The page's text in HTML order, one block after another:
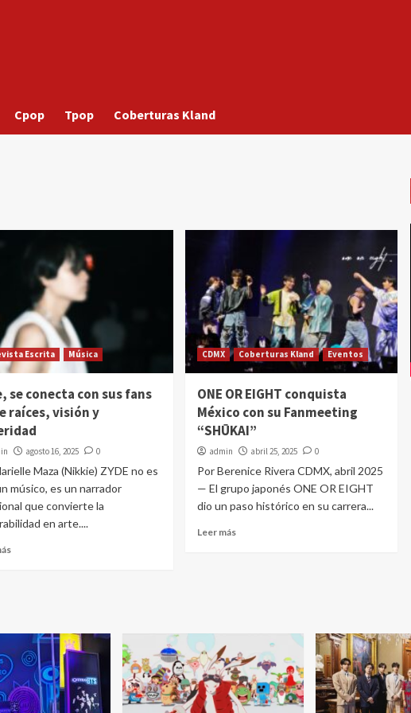
Cpop Tpop Coberturas Kland
Escrita Música
se conecta con sus fans
raíces, visión y
agosto 16, 2025 0
Maza (Nikkie) ZYDE no es
músico, es un narrador
que convierte la
en arte....
CDMX Coberturas Kland Eventos
ONE OR EIGHT conquista
México con su Fanmeeting
“SHŪKAI”
admin abril 25, 2025 0
Por Berenice Rivera CDMX, abril 2025
— El grupo japonés ONE OR EIGHT
dio un paso histórico en su carrera...
Leer más